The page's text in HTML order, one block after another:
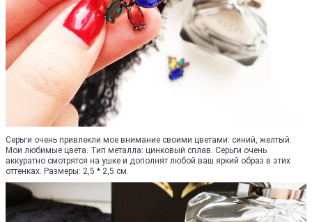
Серьги очень привлекли мое внимание своими цветами: синий, желтый.
Мои любимые цвета. Тип металла: цинковый сплав. Серьги очень
аккуратно смотрятся на ушке и дополнят любой ваш яркий образ в этих
оттенках. Размеры: 2,5 * 2,5 см.